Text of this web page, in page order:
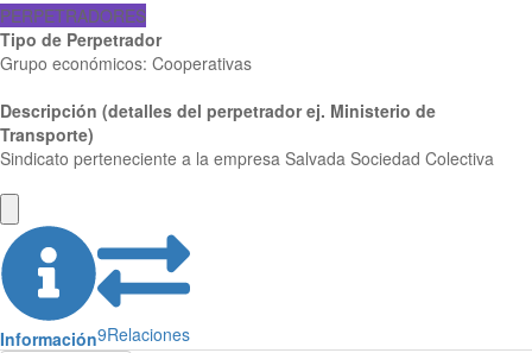
PERPETRADORES
Tipo de Perpetrador
Grupo económicos: Cooperativas
Descripción (detalles del perpetrador ej. Ministerio de
Transporte)
Sindicato perteneciente a la empresa Salvada Sociedad Colectiva
Información9Relaciones